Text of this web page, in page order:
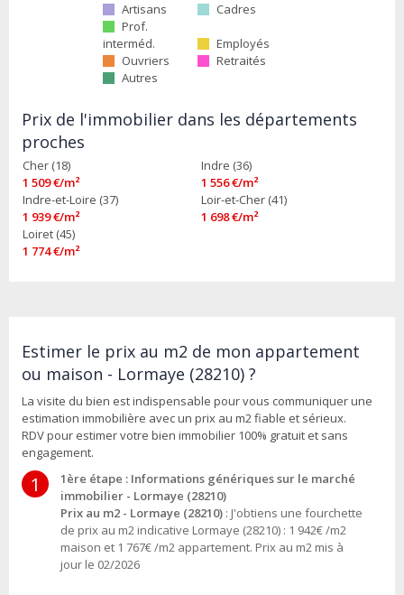
Artisans
Cadres
Prof.
interméd.
Employés
Ouvriers
Retraités
Autres
Prix de l'immobilier dans les départements
proches
Cher (18)
1 509 €/m²
Indre (36)
1 556 €/m²
Indre-et-Loire (37)
1 939 €/m²
Loir-et-Cher (41)
1 698 €/m²
Loiret (45)
1 774 €/m²
Estimer le prix au m2 de mon appartement
ou maison - Lormaye (28210) ?
La visite du bien est indispensable pour vous communiquer une
estimation immobilière avec un prix au m2 fiable et sérieux.
RDV pour estimer votre bien immobilier 100% gratuit et sans
engagement.
1
1ère étape : Informations génériques sur le marché
immobilier - Lormaye (28210)
Prix au m2 - Lormaye (28210) : J'obtiens une fourchette
de prix au m2 indicative Lormaye (28210) : 1 942€ /m2
maison et 1 767€ /m2 appartement. Prix au m2 mis à
jour le 02/2026